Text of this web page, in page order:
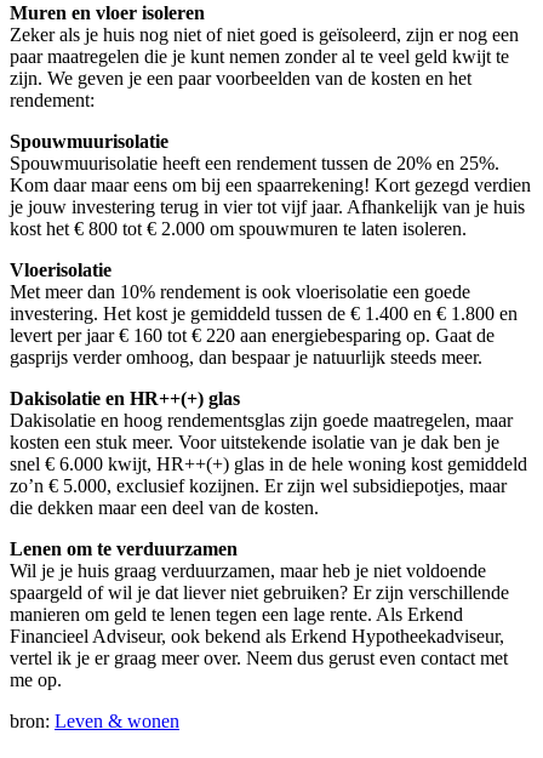
Muren en vloer isoleren
Zeker als je huis nog niet of niet goed is geïsoleerd, zijn er nog een
paar maatregelen die je kunt nemen zonder al te veel geld kwijt te
zijn. We geven je een paar voorbeelden van de kosten en het
rendement:
Spouwmuurisolatie
Spouwmuurisolatie heeft een rendement tussen de 20% en 25%.
Kom daar maar eens om bij een spaarrekening! Kort gezegd verdien
je jouw investering terug in vier tot vijf jaar. Afhankelijk van je huis
kost het € 800 tot € 2.000 om spouwmuren te laten isoleren.
Vloerisolatie
Met meer dan 10% rendement is ook vloerisolatie een goede
investering. Het kost je gemiddeld tussen de € 1.400 en € 1.800 en
levert per jaar € 160 tot € 220 aan energiebesparing op. Gaat de
gasprijs verder omhoog, dan bespaar je natuurlijk steeds meer.
Dakisolatie en HR++(+) glas
Dakisolatie en hoog rendementsglas zijn goede maatregelen, maar
kosten een stuk meer. Voor uitstekende isolatie van je dak ben je
snel € 6.000 kwijt, HR++(+) glas in de hele woning kost gemiddeld
zo’n € 5.000, exclusief kozijnen. Er zijn wel subsidiepotjes, maar
die dekken maar een deel van de kosten.
Lenen om te verduurzamen
Wil je je huis graag verduurzamen, maar heb je niet voldoende
spaargeld of wil je dat liever niet gebruiken? Er zijn verschillende
manieren om geld te lenen tegen een lage rente. Als Erkend
Financieel Adviseur, ook bekend als Erkend Hypotheekadviseur,
vertel ik je er graag meer over. Neem dus gerust even contact met
me op.
bron: Leven & wonen